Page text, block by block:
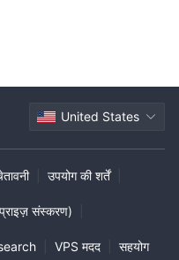
United States
उपयोग की शर्तें
संस्करण)
VPS मदद सहयोग